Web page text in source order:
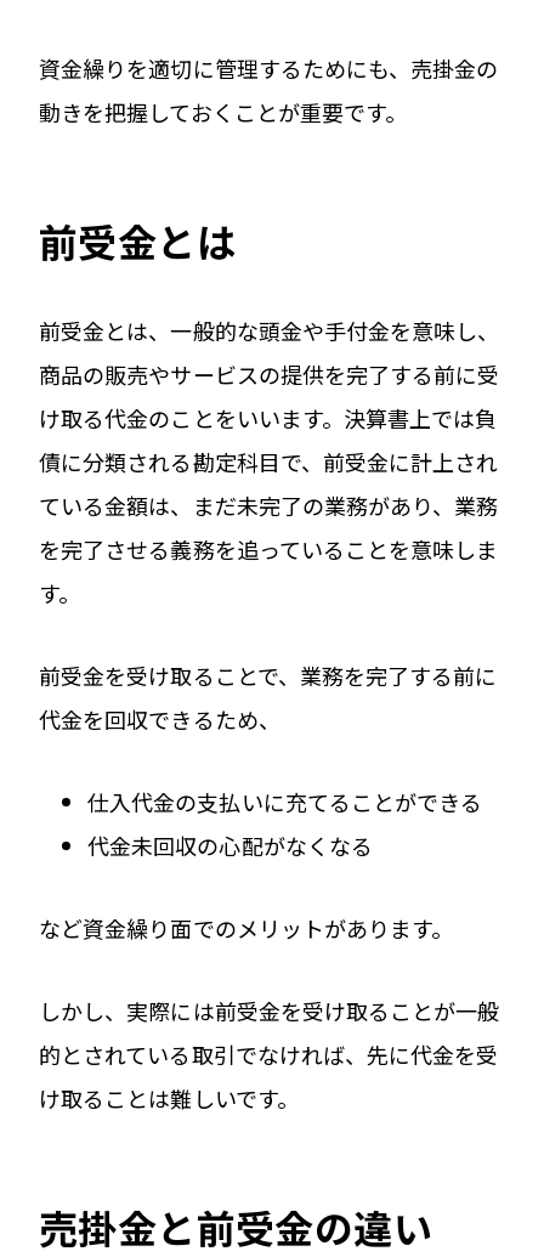
資金繰りを適切に管理するためにも、売掛金の
動きを把握しておくことが重要です。
前受金とは
前受金とは、一般的な頭金や手付金を意味し、
商品の販売やサービスの提供を完了する前に受
け取る代金のことをいいます。決算書上では負
債に分類される勘定科目で、前受金に計上され
ている金額は、まだ未完了の業務があり、業務
を完了させる義務を追っていることを意味しま
す。
前受金を受け取ることで、業務を完了する前に
代金を回収できるため、
仕入代金の支払いに充てることができる
代金未回収の心配がなくなる
など資金繰り面でのメリットがあります。
しかし、実際には前受金を受け取ることが一般
的とされている取引でなければ、先に代金を受
け取ることは難しいです。
売掛金と前受金の違い